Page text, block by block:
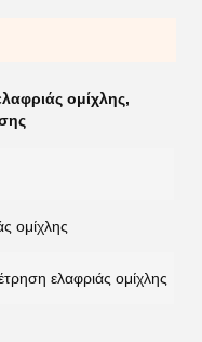
ομίχλης,
ομίχλης
ελαφριάς ομίχλης